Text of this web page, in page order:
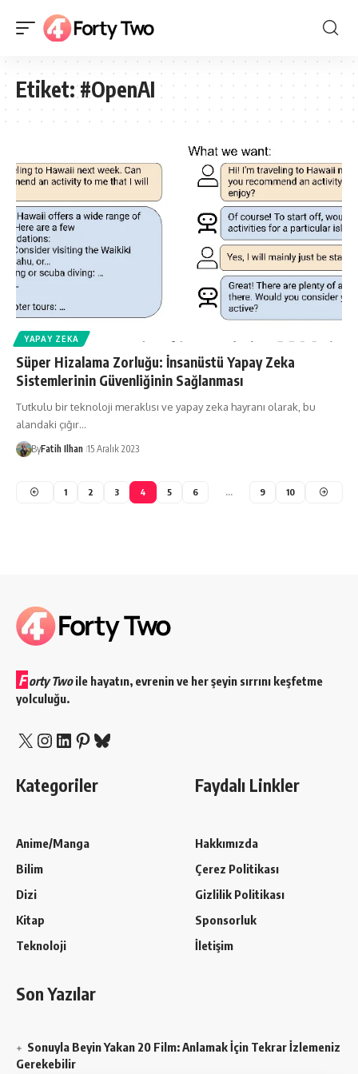
Etiket:#OpenAI
YAPAY ZEKA
Süper Hizalama Zorluğu: İnsanüstü Yapay Zeka
Sistemlerinin Güvenliğinin Sağlanması
Tutkulu bir teknoloji meraklısı ve yapay zeka hayranı olarak, bu
alandaki çığır…
ByFatih Ilhan 15 Aralık 2023
1 2 3 4 5 6 … 9 10
F orty Twoile hayatın, evrenin ve her şeyin sırrını keşfetme
yolculuğu.
X Instagram
LinkedIn
Pinterest
Bluesky
Kategoriler
Anime/Manga
Bilim
Dizi
Kitap
Teknoloji
Faydalı Linkler
Hakkımızda
Çerez Politikası
Gizlilik Politikası
Sponsorluk
İletişim
Son Yazılar
Sonuyla Beyin Yakan 20 Film: Anlamak İçin Tekrar İzlemeniz
Gerekebilir